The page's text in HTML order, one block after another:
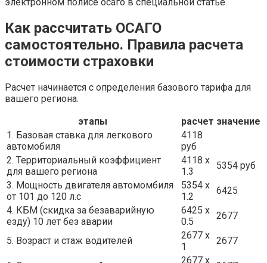
Как рассчитать ОСАГО
самостоятельно. Правила расчета
стоимости страховки
Расчет начинается с определения базового тарифа для
вашего региона.
этапы
расчет значение
1. Базовая ставка для легкового
автомобиля
4118
руб
2. Территориальный коэффициент
для вашего региона
4118 x
1.3
5354 руб
3. Мощность двигателя автомомбиля
от 101 до 120 л.с
5354 x
1.2
6425
4. КБМ (скидка за безаварийную
езду) 10 лет без аварии
6425 x
0.5
2677
5. Возраст и стаж водителей
2677 x
1
2677
2677 x